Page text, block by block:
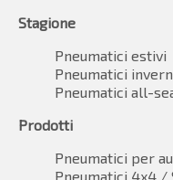
Stagione
Pneumatici estivi
Pneumatici
Pneumatici all-
Prodotti
Pneumatici per
Pneumatici 4x4 /